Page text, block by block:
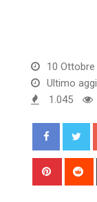
10 Ottobre
Ultimo
1.045
Pinterest